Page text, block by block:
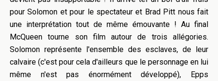
pour Solomon et pour le spectateur et Brad Pitt nous fait
une interprétation tout de même émouvante ! Au final
McQueen tourne son film autour de trois allégories.
Solomon représente l'ensemble des esclaves, de leur
calvaire (c'est pour cela d'ailleurs que le personnage en lui
même n'est pas énormément développé), Epps